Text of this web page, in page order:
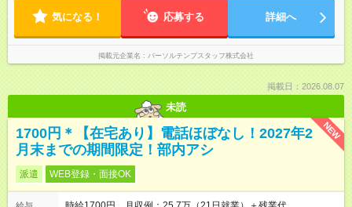
気になる！ 応募する 詳細へ
掲載元企業名 パーソルテンプスタッフ株式会社
掲載日：2026.08.07
未読
NEW
1700円＊【在宅あり】電話ほぼなし！2027年2
月末までの期間限定！部内アシ
派遣 WEB登録・面接OK